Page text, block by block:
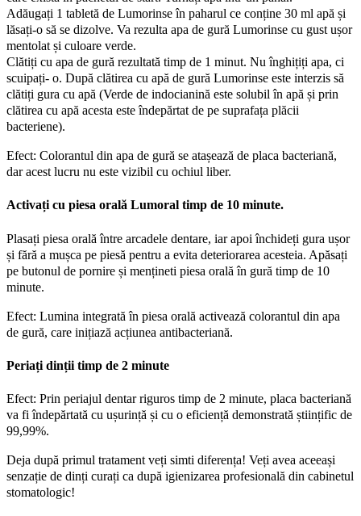
Adăugați 1 tabletă de Lumorinse în paharul ce conține 30 ml apă și
lăsați-o să se dizolve. Va rezulta apa de gură Lumorinse cu gust ușor
mentolat și culoare verde.
Clătiți cu apa de gură rezultată timp de 1 minut. Nu înghițiți apa, ci
scuipați- o. După clătirea cu apă de gură Lumorinse este interzis să
clătiți gura cu apă (Verde de indocianină este solubil în apă și prin
clătirea cu apă acesta este îndepărtat de pe suprafața plăcii
bacteriene).
Efect: Colorantul din apa de gură se atașează de placa bacteriană,
dar acest lucru nu este vizibil cu ochiul liber.
Activați cu piesa orală Lumoral timp de 10 minute.
Plasați piesa orală între arcadele dentare, iar apoi închideți gura ușor
și fără a mușca pe piesă pentru a evita deteriorarea acesteia. Apăsați
pe butonul de pornire și mențineti piesa orală în gură timp de 10
minute.
Efect: Lumina integrată în piesa orală activează colorantul din apa
de gură, care inițiază acțiunea antibacteriană.
Periați dinții timp de 2 minute
Efect: Prin periajul dentar riguros timp de 2 minute, placa bacteriană
va fi îndepărtată cu ușurință și cu o eficiență demonstrată științific de
99,99%.
Deja după primul tratament veți simti diferența! Veți avea aceeași
senzație de dinți curați ca după igienizarea profesională din cabinetul
stomatologic!